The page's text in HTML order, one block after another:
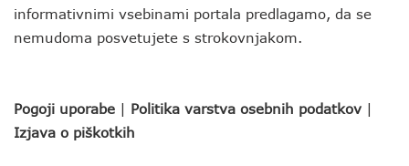
informativnimi vsebinami portala predlagamo, da se
nemudoma posvetujete s strokovnjakom.
Pogoji uporabe | Politika varstva osebnih podatkov |
Izjava o piškotkih